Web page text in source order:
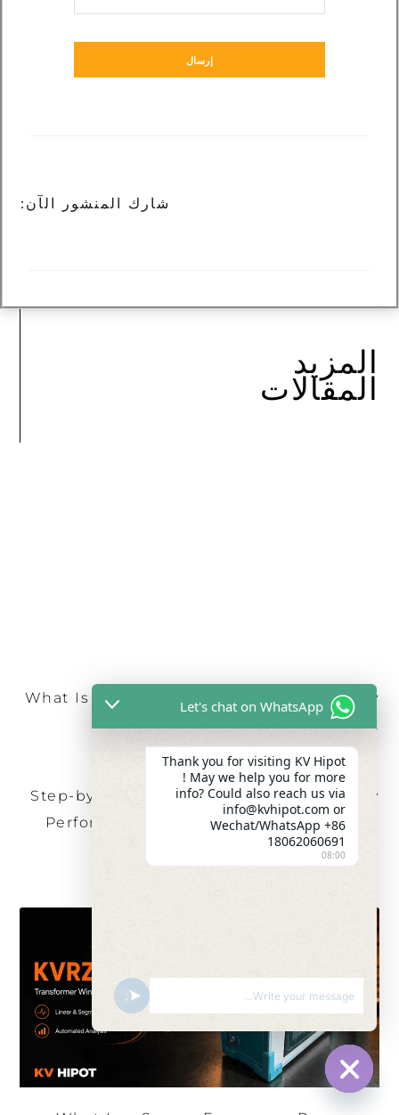
إرسال
شارك المنشور الآن:
المزيد
المقالات
What Is an SF6 Dew Point Meter and Why
Do You Need It?
Step-by-Step Methodology: How to Safely
Perform an AC Resonance Test on XLPE
Cables?
HIDE CHATY
Let's chat on WhatsApp
Thank you for visiting KV Hipot
! May we help you for more
info? Could also reach us via
info@kvhipot.com or
Wechat/WhatsApp +86
18062060691
08:00
SHOW EMOJIS
UNDEFINED